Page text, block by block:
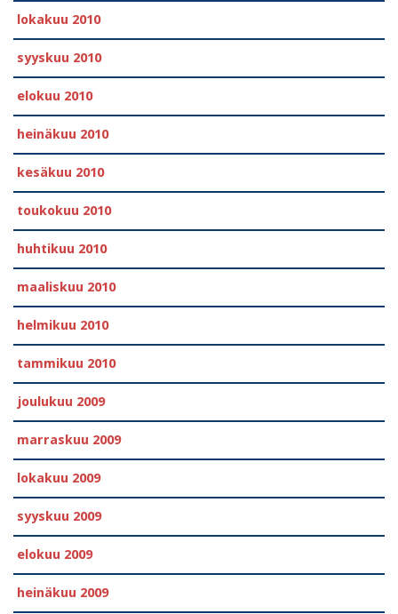
lokakuu 2010
syyskuu 2010
elokuu 2010
heinäkuu 2010
kesäkuu 2010
toukokuu 2010
huhtikuu 2010
maaliskuu 2010
helmikuu 2010
tammikuu 2010
joulukuu 2009
marraskuu 2009
lokakuu 2009
syyskuu 2009
elokuu 2009
heinäkuu 2009